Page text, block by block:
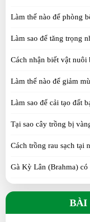
Khám
FRI 06, 2025
MON 05,
Làm thế nào để phòng
Làm sao để tăng trọng
Cách nhận biết vật nuôi
Làm thế nào để giảm
Làm sao để cải tạo đất
Tại sao cây trồng bị
Cách trồng rau sạch tại
Gà Kỳ Lân (Brahma)
BÀI